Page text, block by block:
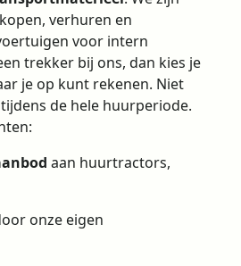
verhuren en
voor intern
trekker bij ons, dan kies je
je op kunt rekenen. Niet
de hele huurperiode.
aan huurtractors,
onze eigen